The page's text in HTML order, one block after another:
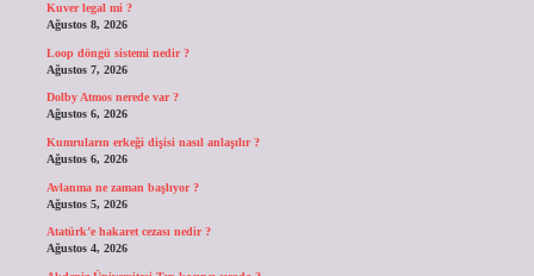
Kuver legal mi ?
Ağustos 8, 2026
Loop döngü sistemi nedir ?
Ağustos 7, 2026
Dolby Atmos nerede var ?
Ağustos 6, 2026
Kumruların erkeği dişisi nasıl anlaşılır ?
Ağustos 6, 2026
Avlanma ne zaman başlıyor ?
Ağustos 5, 2026
Atatürk’e hakaret cezası nedir ?
Ağustos 4, 2026